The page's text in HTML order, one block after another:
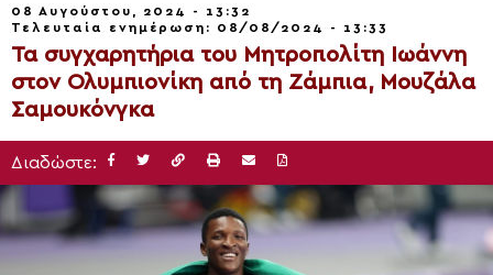
08 Αυγούστου, 2024 - 13:32
Τελευταία ενημέρωση: 08/08/2024 - 13:33
Τα συγχαρητήρια του Μητροπολίτη Ιωάννη
στον Ολυμπιονίκη από τη Ζάμπια, Μουζάλα
Σαμουκόνγκα
Διαδώστε: